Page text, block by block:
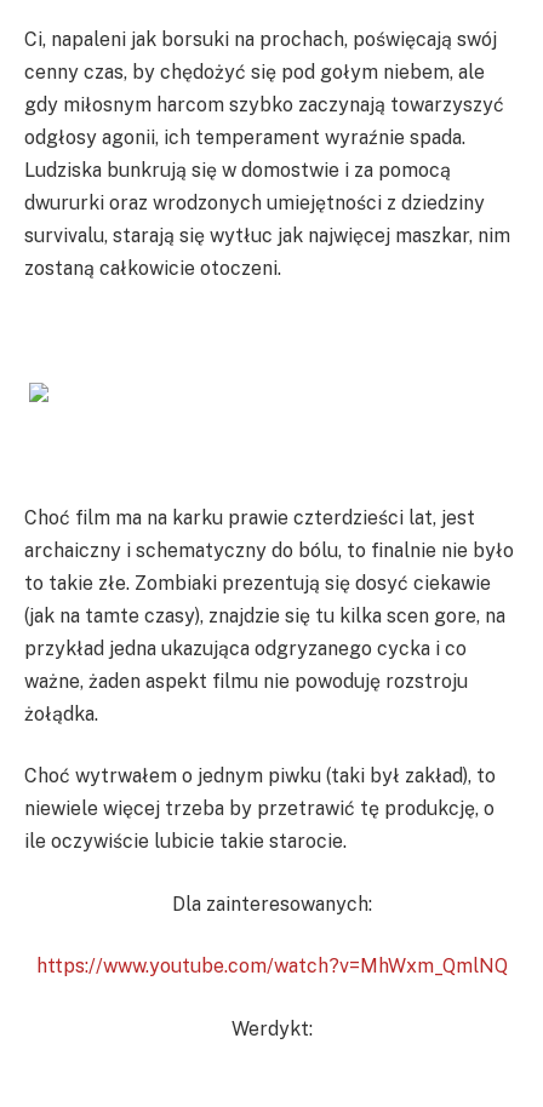
Ci, napaleni jak borsuki na prochach, poświęcają swój
cenny czas, by chędożyć się pod gołym niebem, ale
gdy miłosnym harcom szybko zaczynają towarzyszyć
odgłosy agonii, ich temperament wyraźnie spada.
Ludziska bunkrują się w domostwie i za pomocą
dwururki oraz wrodzonych umiejętności z dziedziny
survivalu, starają się wytłuc jak najwięcej maszkar, nim
zostaną całkowicie otoczeni.
Choć film ma na karku prawie czterdzieści lat, jest
archaiczny i schematyczny do bólu, to finalnie nie było
to takie złe. Zombiaki prezentują się dosyć ciekawie
(jak na tamte czasy), znajdzie się tu kilka scen gore, na
przykład jedna ukazująca odgryzanego cycka i co
ważne, żaden aspekt filmu nie powoduję rozstroju
żołądka.
Choć wytrwałem o jednym piwku (taki był zakład), to
niewiele więcej trzeba by przetrawić tę produkcję, o
ile oczywiście lubicie takie starocie.
Dla zainteresowanych:
https://www.youtube.com/watch?v=MhWxm_QmlNQ
Werdykt: